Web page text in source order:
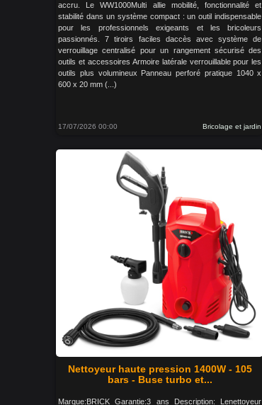
accru. Le WW1000Multi allie mobilité, fonctionnalité et
stabilité dans un système compact : un outil indispensable
pour les professionnels exigeants et les bricoleurs
passionnés. 7 tiroirs faciles daccès avec système de
verrouillage centralisé pour un rangement sécurisé des
outils et accessoires Armoire latérale verrouillable pour les
outils plus volumineux Panneau perforé pratique 1040 x
600 x 20 mm (...)
17/07/2026 00:00 Bricolage et jardin
Nettoyeur haute pression 1400W - 105
bars - Buse turbo et...
Marque:BRICK Garantie:3 ans Description: Lenettoyeur